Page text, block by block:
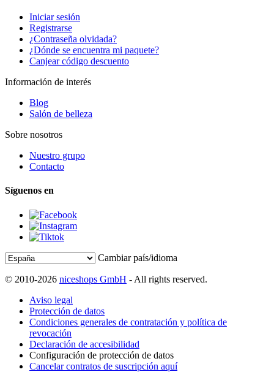
Iniciar sesión
Registrarse
¿Contraseña olvidada?
¿Dónde se encuentra mi paquete?
Canjear código descuento
Información de interés
Blog
Salón de belleza
Sobre nosotros
Nuestro grupo
Contacto
Síguenos en
Cambiar país/idioma
© 2010-2026 niceshops GmbH - All rights reserved.
Aviso legal
Protección de datos
Condiciones generales de contratación y política de
revocación
Declaración de accesibilidad
Configuración de protección de datos
Cancelar contratos de suscripción aquí